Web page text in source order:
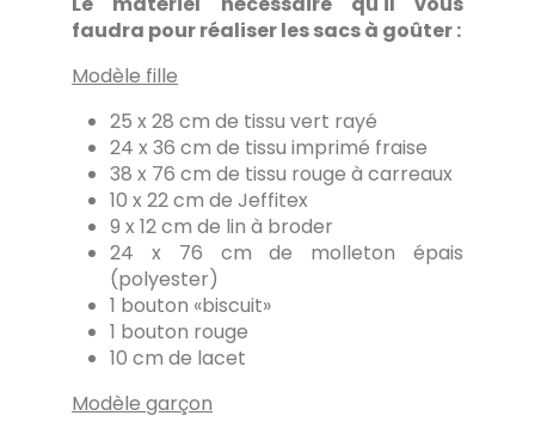
faudra pour réaliser les sacs à goûter :
Modèle fille
25 x 28 cm de tissu vert rayé
24 x 36 cm de tissu imprimé fraise
38 x 76 cm de tissu rouge à carreaux
10 x 22 cm de Jeffitex
9 x 12 cm de lin à broder
24 x 76 cm de molleton épais
(polyester)
1 bouton «biscuit»
1 bouton rouge
10 cm de lacet
Modèle garçon